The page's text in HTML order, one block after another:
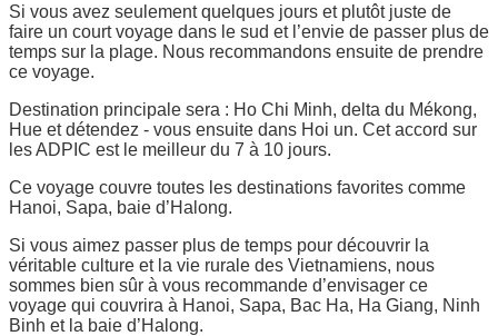
Si vous avez seulement quelques jours et plutôt juste de
faire un court voyage dans le sud et l’envie de passer plus de
temps sur la plage. Nous recommandons ensuite de prendre
ce voyage.
Destination principale sera : Ho Chi Minh, delta du Mékong,
Hue et détendez - vous ensuite dans Hoi un. Cet accord sur
les ADPIC est le meilleur du 7 à 10 jours.
Ce voyage couvre toutes les destinations favorites comme
Hanoi, Sapa, baie d’Halong.
Si vous aimez passer plus de temps pour découvrir la
véritable culture et la vie rurale des Vietnamiens, nous
sommes bien sûr à vous recommande d’envisager ce
voyage qui couvrira à Hanoi, Sapa, Bac Ha, Ha Giang, Ninh
Binh et la baie d’Halong.